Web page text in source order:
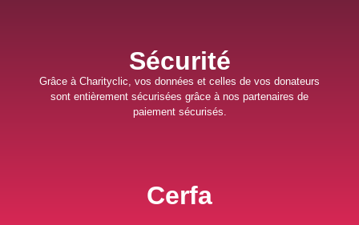
Sécurité
Grâce à Charityclic, vos données et celles de vos donateurs
sont entièrement sécurisées grâce à nos partenaires de
paiement sécurisés.
Cerfa